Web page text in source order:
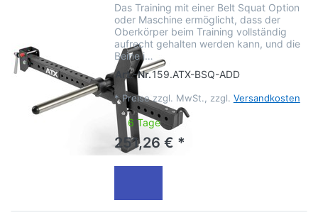
Das Training mit einer Belt Squat Option
oder Maschine ermöglicht, dass der
Oberkörper beim Training vollständig
aufrecht gehalten werden kann, und die
Beine i…
Art.-Nr.159.ATX-BSQ-ADD
* Preise zzgl. MwSt., zzgl. Versandkosten
6 Tage
251,26 € *